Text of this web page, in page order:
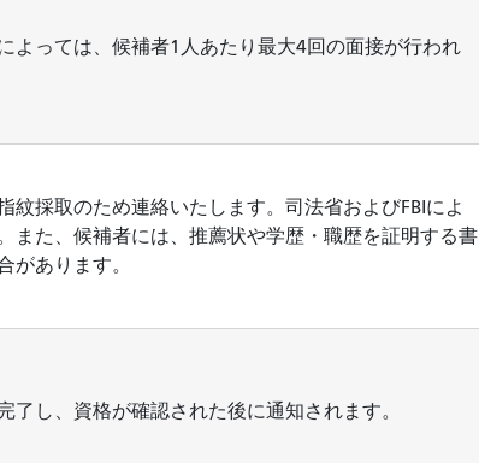
よっては、候補者1人あたり最大4回の面接が行われ
紋採取のため連絡いたします。司法省およびFBIによ
また、候補者には、推薦状や学歴・職歴を証明する書
があります。
了し、資格が確認された後に通知されます。